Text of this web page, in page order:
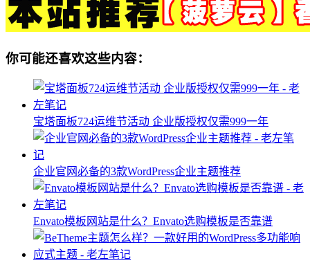
你可能还喜欢这些内容：
宝塔面板724运维节活动 企业版授权仅需999一年
企业官网必备的3款WordPress企业主题推荐
Envato模板网站是什么？Envato选购模板是否靠谱